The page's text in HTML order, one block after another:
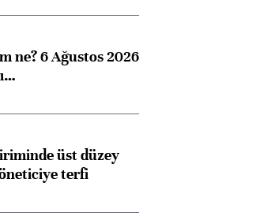
görüşmelere hazırlanıyor
ne? 6 Ağustos 2026
üst düzey
terfi